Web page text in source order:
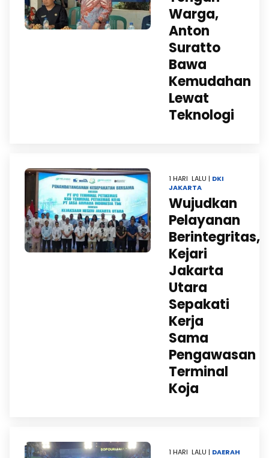
Warga,
Anton
Suratto
Bawa
Kemudahan
Lewat
Teknologi ​
1 HARI LALU | DKI
JAKARTA
Wujudkan
Pelayanan
Berintegritas,
Kejari
Jakarta
Utara
Sepakati
Kerja
Sama
Pengawasan
Terminal
Koja
1 HARI LALU | DAERAH